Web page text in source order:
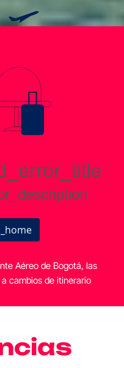
Aéreo de Bogotá, las
cambios de itinerario